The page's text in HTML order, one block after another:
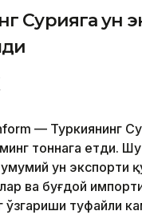
Сурияга ун
— Туркиянинг
тоннага етди.
ун экспорти
ва буғдой
ўзгариши туфайли